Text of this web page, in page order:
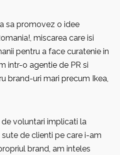
sa promovez o idee
miscarea care isi
pentru a face curatenie in
intr-o agentie de PR si
brand-uri mari precum Ikea,
voluntari implicati la
de clienti pe care i-am
brand, am inteles